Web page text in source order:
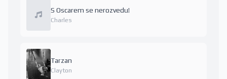
S Oscarem se nerozvedu!
Charles
Tarzan
Clayton